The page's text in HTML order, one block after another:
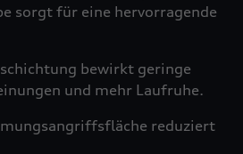
sorgt für eine hervorragende
bewirkt geringe
und mehr Laufruhe.
reduziert